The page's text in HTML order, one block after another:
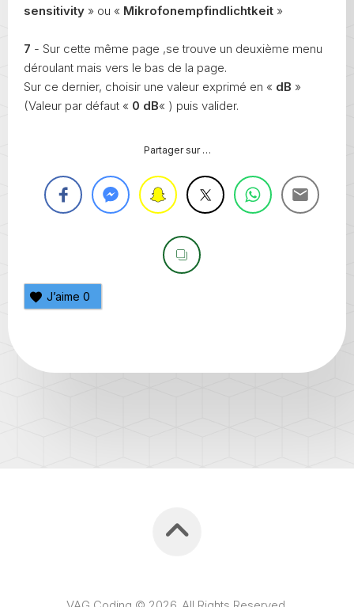
sensitivity » ou « Mikrofonempfindlichtkeit »
7 - Sur cette même page ,se trouve un deuxième menu
déroulant mais vers le bas de la page.
Sur ce dernier, choisir une valeur exprimé en « dB »
(Valeur par défaut « 0 dB« ) puis valider.
Partager sur …
J’aime 0